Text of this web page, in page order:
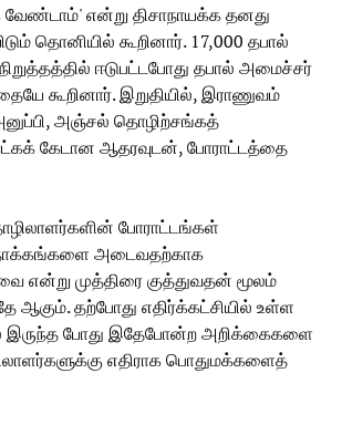
வேண்டாம்' என்று திசாநாயக்க தனது
தொனியில் கூறினார். 17,000 தபால்
ஈடுபட்டபோது தபால் அமைச்சர்
கூறினார். இறுதியில், இராணுவம்
அஞ்சல் தொழிற்சங்கத்
கேடான ஆதரவுடன், போராட்டத்தை
போராட்டங்கள்
அடைவதற்காக
என்று முத்திரை குத்துவதன் மூலம்
ஆகும். தற்போது எதிர்க்கட்சியில் உள்ள
இருந்த போது இதேபோன்ற அறிக்கைகளை
எதிராக பொதுமக்களைத்